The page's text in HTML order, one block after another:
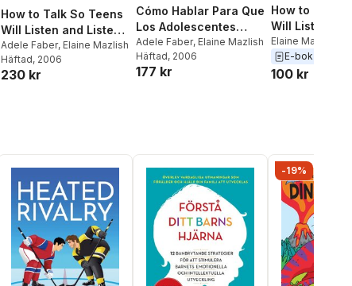
How to Talk So Teens
Will Listen and Listen
So Teens Will Talk
Adele Faber, Elaine Mazlish
Häftad, 2006
230 kr
Cómo Hablar Para Que
Los Adolescentes
Escuchen Y Cómo
Escuchar Para Que
Los Adol
Adele Faber, Elaine Mazlish
Häftad, 2006
177 kr
How to Talk
Will Listen
So Teens Will
Elaine Mazlish
E-bok
100 kr
-19%